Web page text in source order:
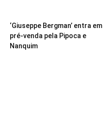
‘Giuseppe Bergman’ entra em
pré-venda pela Pipoca e
Nanquim